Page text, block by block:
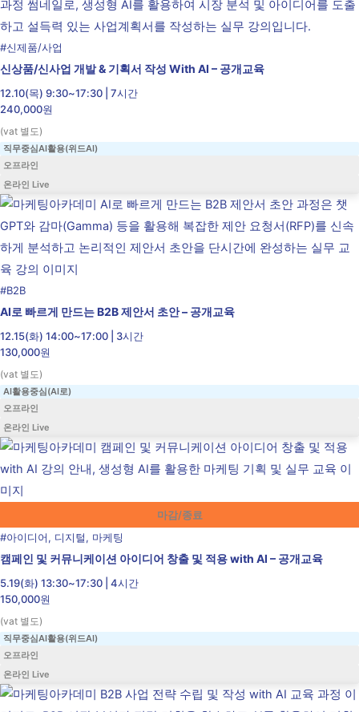
#신제품/사업
신상품/신사업 개발 & 기획서 작성 With AI – 공개교육
12.10(목) 9:30~17:30 | 7시간
240,000원
(vat 별도)
직무중심AI활용(위드AI)
오프라인
온라인 Live
#B2B
AI로 빠르게 만드는 B2B 제안서 초안 – 공개교육
12.15(화) 14:00~17:00 | 3시간
130,000원
(vat 별도)
AI활용중심(AI로)
오프라인
온라인 Live
마감/종료
#아이디어, 디지털, 마케팅
캠페인 및 커뮤니케이션 아이디어 창출 및 적용 with AI – 공개교육
5.19(화) 13:30~17:30 | 4시간
150,000원
(vat 별도)
직무중심AI활용(위드AI)
오프라인
온라인 Live